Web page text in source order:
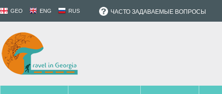
GEO ENG RUS ЧАСТО ЗАДАВАЕМЫЕ ВОПРОСЫ